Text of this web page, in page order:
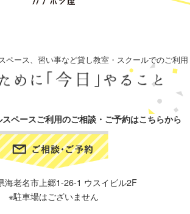
ペース、習い事など貸し教室・スクールでのご利用
ペースご利用のご相談・ご予約はこちらから
海老名市上郷1-26-1 ウスイビル2F
※駐車場はございません